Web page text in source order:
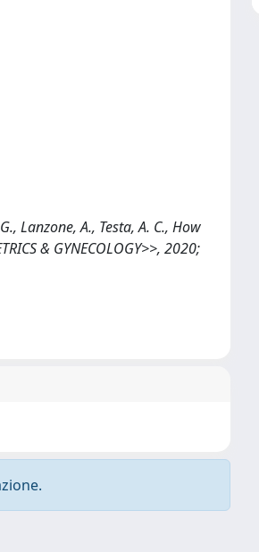
Lanzone, A., Testa, A. C., How
& GYNECOLOGY>>, 2020;